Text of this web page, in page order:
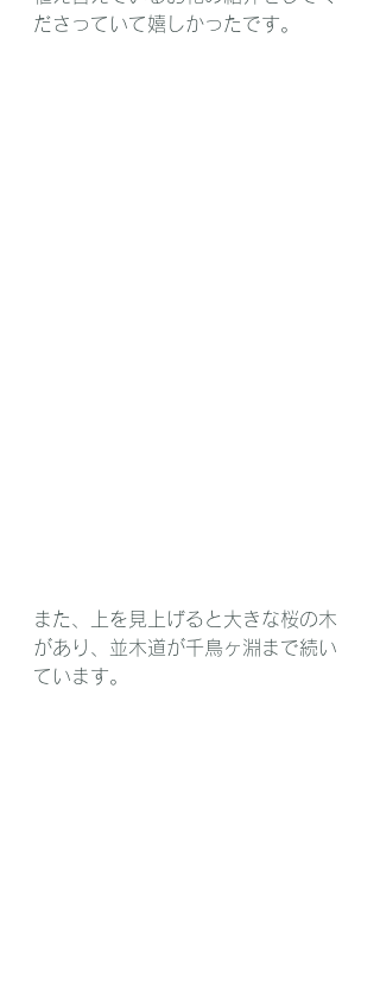
ださっていて嬉しかったです。
また、上を見上げると大きな桜の木
があり、並木道が千鳥ヶ淵まで続い
ています。